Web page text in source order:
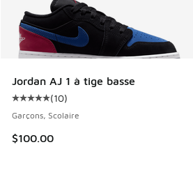
Jordan AJ 1 à tige basse
Cote moyenne du client - [5 sur 5
(10)
Garçons, Scolaire
$100.00